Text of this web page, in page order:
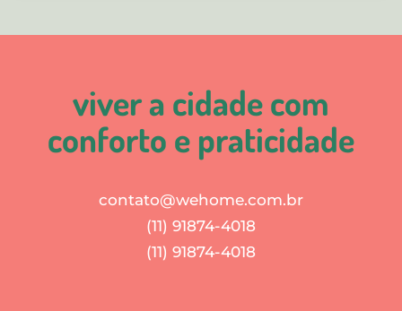
viver a cidade com
conforto e praticidade
contato@wehome.com.br
(11) 91874-4018
(11) 91874-4018